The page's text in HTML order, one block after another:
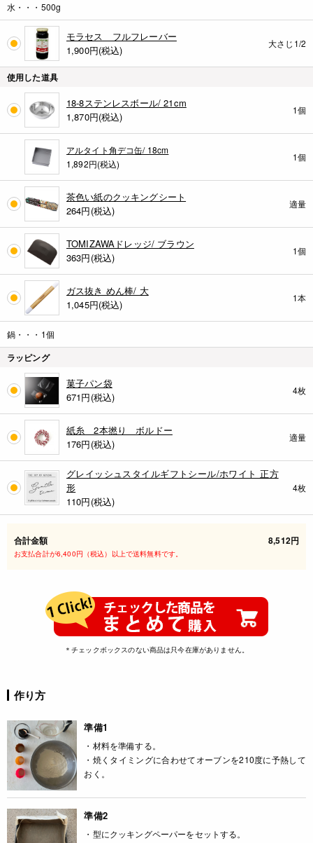
水・・・500g
モラセス フルフレーバー
1,900円(税込)
大さじ1/2
使用した道具
18-8ステンレスボール/ 21cm
1,870円(税込)
1個
アルタイト角デコ缶/ 18cm
1,892円(税込)
1個
茶色い紙のクッキングシート
264円(税込)
適量
TOMIZAWAドレッジ/ ブラウン
363円(税込)
1個
ガス抜き めん棒/ 大
1,045円(税込)
1本
鍋・・・1個
ラッピング
菓子パン袋
671円(税込)
4枚
紙糸 2本撚り ボルドー
176円(税込)
適量
グレイッシュスタイルギフトシール/ホワイト 正方
形
110円(税込)
4枚
合計金額 8,512円
お支払合計が6,400円（税込）以上で送料無料です。
＊チェックボックスのない商品は只今在庫がありません。
作り方
準備1
・材料を準備する。
・焼くタイミングに合わせてオーブンを210度に予熱して
おく。
準備2
・型にクッキングペーパーをセットする。